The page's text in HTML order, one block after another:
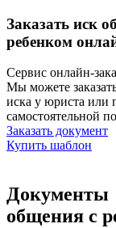
Заказать иск
ребенком
Сервис онлайн-
Мы можете
иска у юриста или
самостоятельной
Заказать документ
Купить шаблон
Документы
общения с